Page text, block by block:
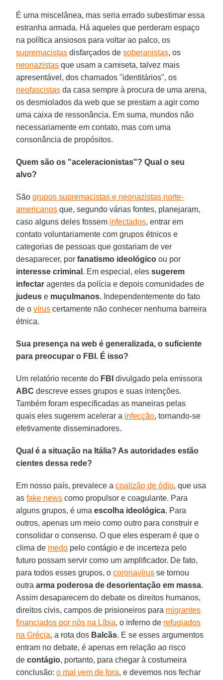
É uma miscelânea, mas seria errado subestimar essa
estranha armada. Há aqueles que perderam espaço
na política ansiosos para voltar ao palco, os
supremacistas disfarçados desoberanistas, os
neonazistas que usam a camiseta, talvez mais
apresentável, dos chamados "identitários", os
neofascistas da casa sempre à procura de uma arena,
os desmiolados da web que se prestam a agir como
uma caixa de ressonância. Em suma, mundos não
necessariamente em contato, mas com uma
consonância de propósitos.
Quem são os "aceleracionistas"? Qual o seu
alvo?
Sãogrupos supremacistas e neonazistas norte-
americanos que, segundo várias fontes, planejaram,
caso alguns deles fossem infectados, entrar em
contato voluntariamente com grupos étnicos e
categorias de pessoas que gostariam de ver
desaparecer, porfanatismo ideológico ou por
interesse criminal . Em especial, elessugerem
infectar agentes da polícia e depois comunidades de
judeus e muçulmanos. Independentemente do fato
de ovírus certamente não conhecer nenhuma barreira
étnica.
Sua presença na web é generalizada, o suficiente
para preocupar o FBI. É isso?
Um relatório recente do FBI divulgado pela emissora
ABC descreve esses grupos e suas intenções.
Também foram especificadas as maneiras pelas
quais eles sugerem acelerar a infecção, tornando-se
efetivamente disseminadores.
Qual é a situação na Itália? As autoridades estão
cientes dessa rede?
Em nosso país, prevalece acoalizão de ódio, que usa
asfake news como propulsor e coagulante. Para
alguns grupos, é umaescolha ideológica. Para
outros, apenas um meio como outro para construir e
consolidar o consenso. O que eles esperam é que o
clima de medo pelo contágio e de incerteza pelo
futuro possam servir como um amplificador. De fato,
para todos esses grupos, ocoronavírus se tornou
outraarma poderosa de desorientação em massa.
Assim desaparecem do debate os direitos humanos,
direitos civis, campos de prisioneiros para migrantes
financiados por nós na Líbia, o inferno de refugiados
na Grécia, a rota dos Balcãs. E se esses argumentos
entram no debate, é apenas em relação ao risco
decontágio, portanto, para chegar à costumeira
conclusão:o mal vem de fora, e devemos nos fechar